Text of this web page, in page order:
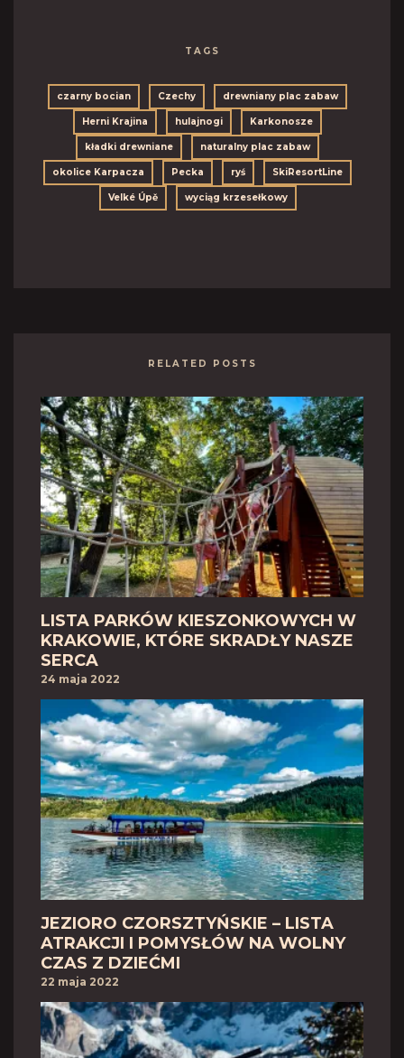
TAGS
czarny bocian Czechy drewniany plac zabaw
Herni Krajina hulajnogi Karkonosze
kładki drewniane naturalny plac zabaw
okolice Karpacza Pecka ryś SkiResortLine
Velké Úpě wyciąg krzesełkowy
RELATED POSTS
LISTA PARKÓW KIESZONKOWYCH W
KRAKOWIE, KTÓRE SKRADŁY NASZE
SERCA
24 maja 2022
JEZIORO CZORSZTYŃSKIE – LISTA
ATRAKCJI I POMYSŁÓW NA WOLNY
CZAS Z DZIEĆMI
22 maja 2022